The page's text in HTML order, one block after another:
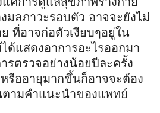
มลภาวะรอบตัว อาจจะยังไม่
ที่อาจก่อตัวเงียบๆอยู่ใน
ด้แสดงอาการอะไรออกมา
รตรวจอย่างน้อยปีละครั้ง
รืออายุมากขึ้นก็อาจจะต้อง
ามคำแนะนำของแพทย์